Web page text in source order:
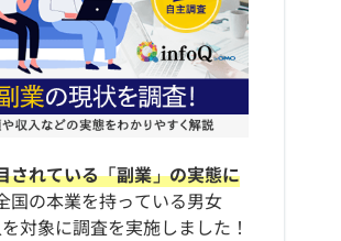
されている「副業」の実態に
国の本業を持っている男女
対象に調査を実施しました！